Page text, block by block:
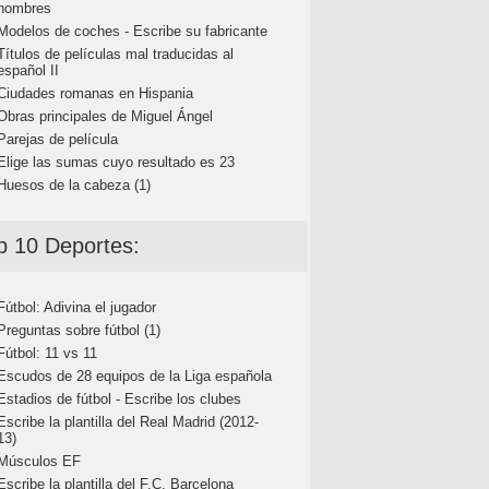
de coches - Escribe su fabricante
de películas mal traducidas al
II
romanas en Hispania
principales de Miguel Ángel
de película
las sumas cuyo resultado es 23
de la cabeza (1)
10 Deportes:
Adivina el jugador
sobre fútbol (1)
11 vs 11
de 28 equipos de la Liga española
de fútbol - Escribe los clubes
la plantilla del Real Madrid (2012-
EF
la plantilla del F.C. Barcelona